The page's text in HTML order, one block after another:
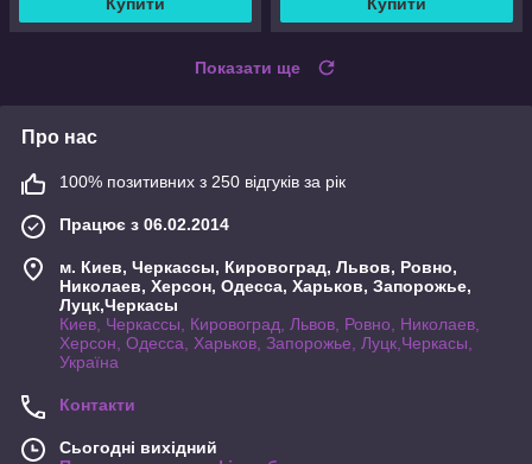
Показати ще
Про нас
100% позитивних з 250 відгуків за рік
Працює з 06.02.2014
м. Киев, Черкассы, Кировоград, Львов, Ровно,
Николаев, Херсон, Одесса, Харьков, Запорожье,
Луцк,Черкасы
Киев, Черкассы, Кировоград, Львов, Ровно, Николаев,
Херсон, Одесса, Харьков, Запорожье, Луцк,Черкасы,
Україна
Контакти
Сьогодні вихідний